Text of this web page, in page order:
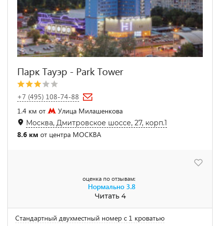
Парк Тауэр - Park Tower
+7 (495) 108-74-88
1.4 км от
Улица Милашенкова
Москва, Дмитровское шоссе, 27, корп.1
8.6 км от центра МОСКВА
оценка по отзывам:
Нормально 3.8
Читать 4
Стандартный двухместный номер с 1 кроватью